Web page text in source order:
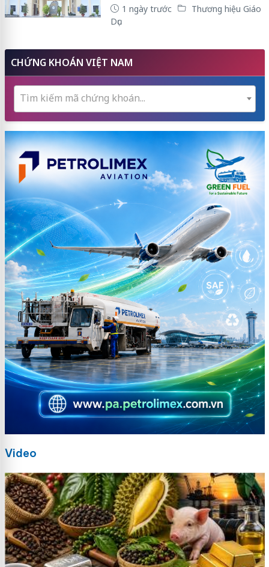
1 ngày trước
Thương hiệu Giáo
Dục
CHỨNG KHOÁN VIỆT NAM
Tìm kiếm mã chứng khoán...
Video